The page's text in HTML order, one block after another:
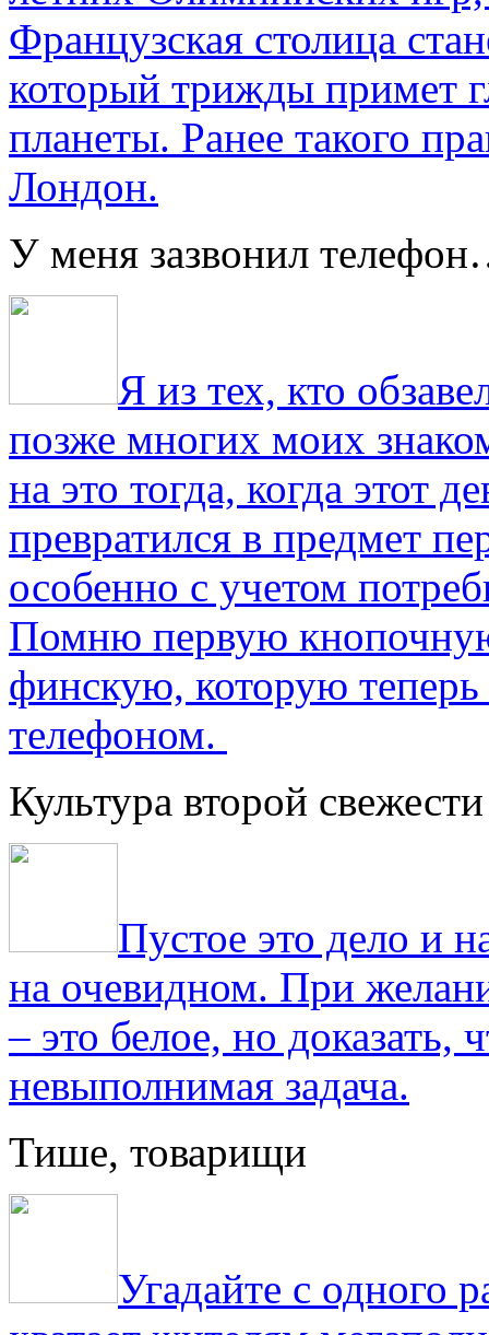
Французская столица
который трижды примет
планеты. Ранее такого
Лондон.
У меня зазвонил
Я из тех, кто
позже многих моих
на это тогда, когда этот
превратился в предмет
особенно с учетом
Помню первую
финскую, которую
телефоном.
Культура второй свежести
Пустое это дело и
на очевидном. При
– это белое, но доказать,
невыполнимая задача.
Тише, товарищи
Угадайте с одного